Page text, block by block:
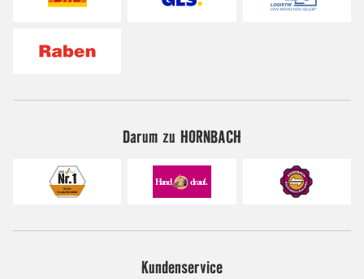
Darum zu HORNBACH
Kundenservice